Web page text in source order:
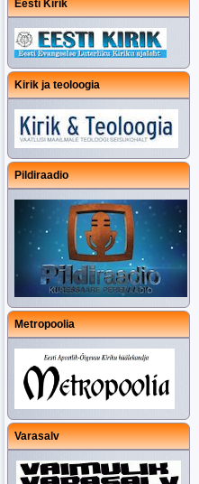
Eesti Kirik
Kirik ja teoloogia
Pildiraadio
Metropoolia
Varasalv